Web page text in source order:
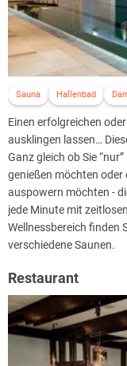
Sauna Hallenbad
Einen erfolgreichen
ausklingen lassen…
Ganz gleich ob Sie
genießen möchten oder
auspowern möchten -
jede Minute mit
Wellnessbereich finden
verschiedene Saunen.
Restaurant